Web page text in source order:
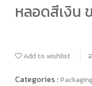
หลอดสีเงิน
Add to wishlist
Categories :